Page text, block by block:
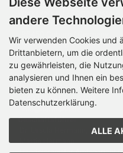
HERMANN-Spielwaren GmbH
Werksverkauf / Postadresse:
Im Grund 9-11
Mo-Do 8.00 bis 16.30 Uhr
Bürozeiten:
Mo-Do 8.00 bis 16.30 Uhr
Fr 8.00 bis 12.30 Uhr
+49 (0) 09561 85900
info@hermann.de
Geschäftsführer
Martin Hermann
andere
Wir verwenden Cookies und
Drittanbietern, um die
zu gewährleisten, die
analysieren und Ihnen ein
bieten zu können. Weitere
Datenschutzerklärung.
ALLE